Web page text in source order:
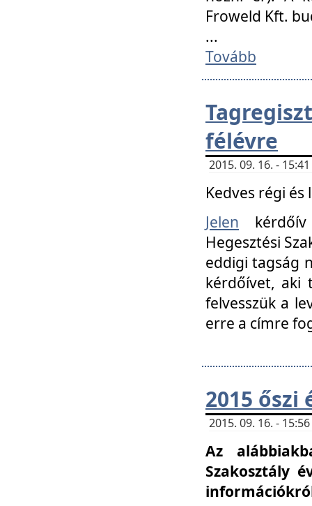
Froweld Kft.
...
Tovább
félévre
2015. 09. 16. -
Kedves régi
Jelen
Hegesztési
eddigi tagság
kérdőívet, aki
felvesszük a
erre a címre
2015 őszi
2015. 09. 16. -
Az
Szakosztály